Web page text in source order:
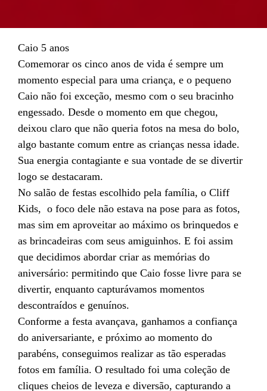
Caio 5 anos
Comemorar os cinco anos de vida é sempre um
momento especial para uma criança, e o pequeno
Caio não foi exceção, mesmo com o seu bracinho
engessado. Desde o momento em que chegou,
deixou claro que não queria fotos na mesa do bolo,
algo bastante comum entre as crianças nessa idade.
Sua energia contagiante e sua vontade de se divertir
logo se destacaram.
No salão de festas escolhido pela família, o Cliff
Kids, o foco dele não estava na pose para as fotos,
mas sim em aproveitar ao máximo os brinquedos e
as brincadeiras com seus amiguinhos. E foi assim
que decidimos abordar criar as memórias do
aniversário: permitindo que Caio fosse livre para se
divertir, enquanto capturávamos momentos
descontraídos e genuínos.
Conforme a festa avançava, ganhamos a confiança
do aniversariante, e próximo ao momento do
parabéns, conseguimos realizar as tão esperadas
fotos em família. O resultado foi uma coleção de
cliques cheios de leveza e diversão, capturando a